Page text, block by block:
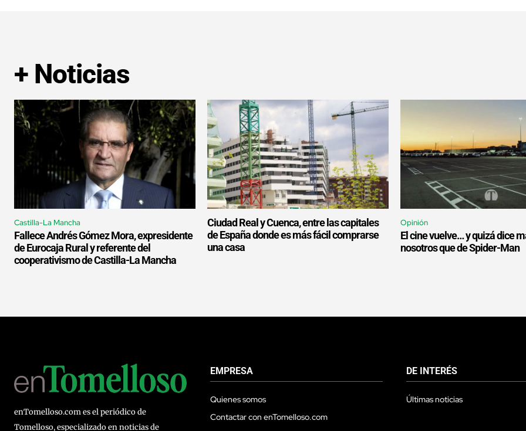
+ Noticias
Castilla-La Mancha
Fallece Andrés Gómez Mora, expresidente
de Eurocaja Rural y referente del
cooperativismo de Castilla-La Mancha
Ciudad Real y Cuenca, entre las capitales
de España donde es más fácil comprarse
una casa
Opinión
El cine vuelve… y quizá dice
nosotros que de Spider-Man
enTomelloso.com es el periódico de
Tomelloso, especializado en noticias de
EMPRESA
Quienes somos
Contactar con enTomelloso.com
DE INTERÉS
Últimas noticias